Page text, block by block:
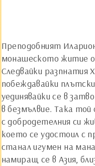
Преподобният
монашеското житие
Следвайки разпнатия
побеждавайки
уединявайки се в
в безмълвие. Така
с добродетелния си
което се удостоил с
станал игумен на
намиращ се в Азия,